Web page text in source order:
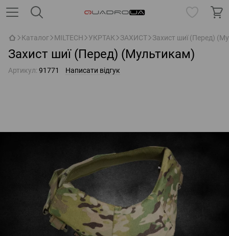
Каталог MILTECH УКРТАК ЗАХИСТ Захист шиї (Перед)
Захист шиї (Перед) (Мультикам)
Артикул: 91771 Написати відгук